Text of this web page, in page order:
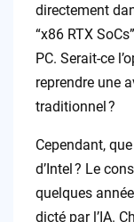
directement
“x86 RTX
PC. Serait-ce
reprendre une
traditionnel ?
Cependant,
d’Intel ? Le
quelques
dicté par l’IA.